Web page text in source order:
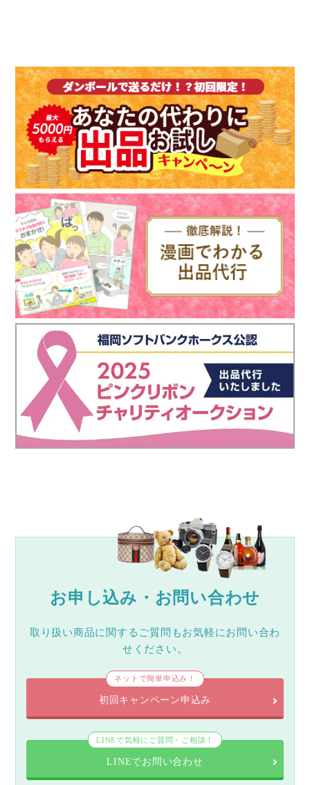
お申し込み・お問い合わせ
取り扱い商品に関するご質問もお気軽にお問い合わ
せください。
ネットで簡単申込み！
初回キャンペーン申込み
LINEで気軽にご質問・ご相談！
LINEでお問い合わせ